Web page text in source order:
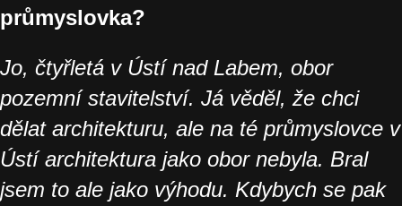
průmyslovka?
Jo, čtyřletá v Ústí nad Labem, obor
pozemní stavitelství. Já věděl, že chci
dělat architekturu, ale na té průmyslovce v
Ústí architektura jako obor nebyla. Bral
jsem to ale jako výhodu. Kdybych se pak